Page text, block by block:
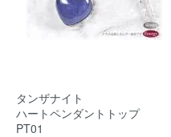
タンザナイト
ハートペンダントトップ
PT01